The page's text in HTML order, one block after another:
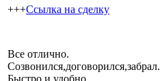
+++Ссылка на сделку
Все отлично.
Созвонился,договорился,забрал.
Быстро и удобно